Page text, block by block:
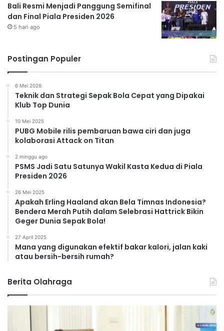
Bali Resmi Menjadi Panggung Semifinal
dan Final Piala Presiden 2026
5 hari ago
Postingan Populer
6 Mei 2026
Teknik dan Strategi Sepak Bola Cepat yang Dipakai
Klub Top Dunia
10 Mei 2025
PUBG Mobile rilis pembaruan bawa ciri dan juga
kolaborasi Attack on Titan
2 minggu ago
PSMS Jadi Satu Satunya Wakil Kasta Kedua di Piala
Presiden 2026
26 Mei 2025
Apakah Erling Haaland akan Bela Timnas Indonesia?
Bendera Merah Putih dalam Selebrasi Hattrick Bikin
Geger Dunia Sepak Bola!
27 April 2025
Mana yang digunakan efektif bakar kalori, jalan kaki
atau bersih-bersih rumah?
Berita Olahraga